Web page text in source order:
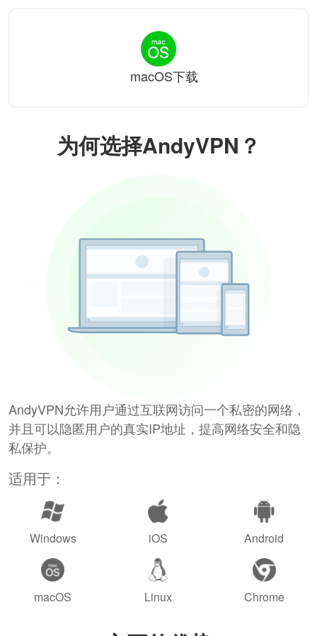
为何选择AndyVPN？
AndyVPN允许用户通过互联网访问一个私密的网络，
并且可以隐匿用户的真实IP地址，提高网络安全和隐
私保护。
适用于：
Windows iOS Android
macOS Linux Chrome
macOS下载